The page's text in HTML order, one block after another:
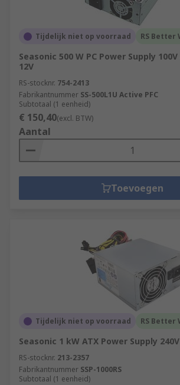
Tijdelijk niet op voorraad RS Better
Seasonic 500 W PC Power Supply
12V
RS-stocknr. 754-2413
Fabrikantnummer SS-500L1U Active PFC
Subtotaal (1 eenheid)
€ 150,40(excl. BTW)
Aantal
Toevoegen
Tijdelijk niet op voorraad RS Better
Seasonic 1 kW ATX Power Supply
RS-stocknr. 213-2357
Fabrikantnummer SSP-1000RS
Subtotaal (1 eenheid)